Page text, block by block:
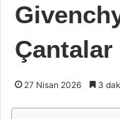
Çantalar
27 Nisan 2026 3